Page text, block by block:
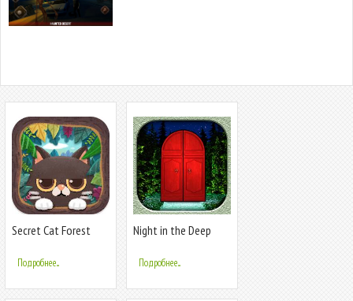
Secret Cat Forest
Подробнее...
Night in the Deep
Подробнее...